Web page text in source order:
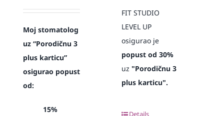
Moj stomatolog
uz “Porodičnu 3
plus karticu”
osigurao popust
od:
15%
FIT STUDIO
LEVEL UP
osigurao je
popust od 30%
uz"Porodičnu 3
plus karticu".
Details